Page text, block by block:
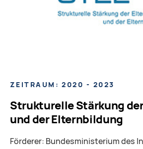
ZEITRAUM: 2020 - 2023
Strukturelle Stärkung
und der Elternbildung
Förderer: Bundesministerium des